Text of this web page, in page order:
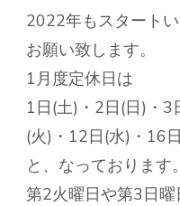
2022年もスタート
お願い致します。
1月度定休日は
1日(土)・2日(日)・3
(火)・12日(水)・16
と、なっております。
第2火曜日や第3日